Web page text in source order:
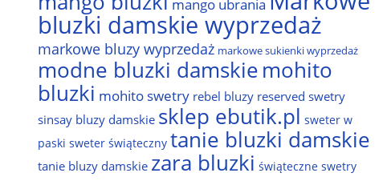
mango ubrania
bluzki damskie wyprzedaż
markowe bluzy wyprzedaż markowe sukienki wyprzedaż
modne bluzki damskiemohito
bluzki mohito swetry rebel bluzy reserved swetry
sinsay bluzy damskie sklep ebutik.pl sweter w
paski sweter świąteczny tanie bluzki damskie
tanie bluzy damskie zara bluzki świąteczne swetry